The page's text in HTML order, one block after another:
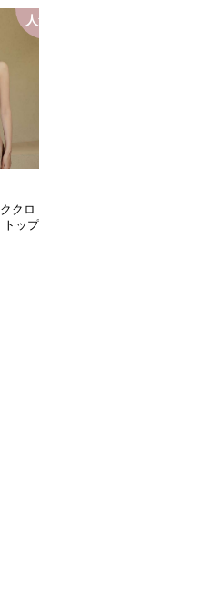
人気
クロ
トップ